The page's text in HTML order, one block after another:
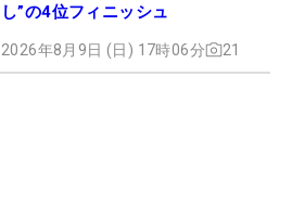
し”の4位フィニッシュ
2026年8月9日 (日) 17時06分 21